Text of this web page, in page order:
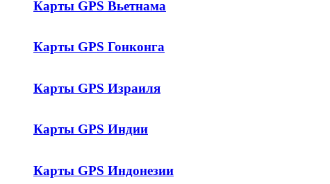
Карты GPS Вьетнама
Карты GPS Гонконга
Карты GPS Израиля
Карты GPS Индии
Карты GPS Индонезии